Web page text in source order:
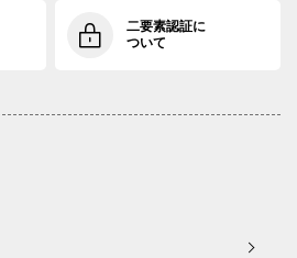
二要素認証に
ついて